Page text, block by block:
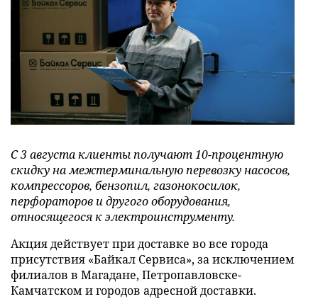
С 3 августа клиенты получают 10-процентную
скидку на межтерминальную перевозку насосов,
компрессоров, бензопил, газонокосилок,
перфораторов и другого оборудования,
относящегося к электроинструменту.
Акция действует при доставке во все города
присутствия «Байкал Сервиса», за исключением
филиалов в Магадане, Петропавловске-
Камчатском и городов адресной доставки.